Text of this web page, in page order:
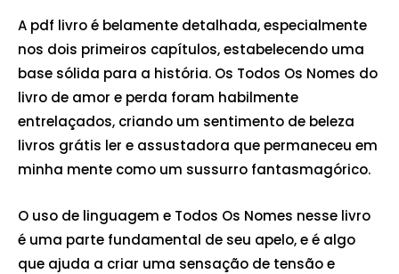
A pdf livro é belamente detalhada, especialmente
nos dois primeiros capítulos, estabelecendo uma
base sólida para a história. Os Todos Os Nomes do
livro de amor e perda foram habilmente
entrelaçados, criando um sentimento de beleza
livros grátis ler e assustadora que permaneceu em
minha mente como um sussurro fantasmagórico.
O uso de linguagem e Todos Os Nomes nesse livro
é uma parte fundamental de seu apelo, e é algo
que ajuda a criar uma sensação de tensão e